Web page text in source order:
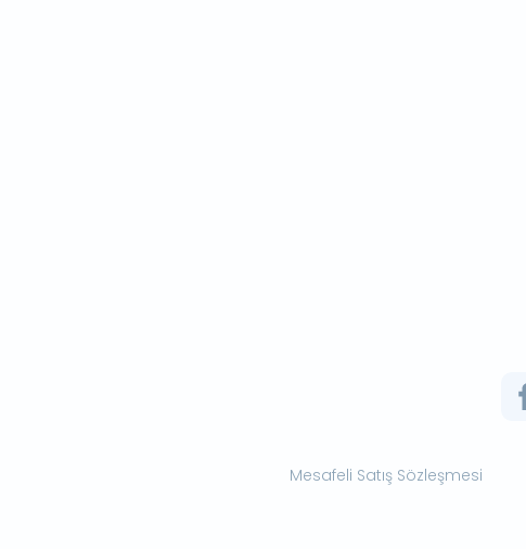
Mesafeli Satış Sözleşmesi